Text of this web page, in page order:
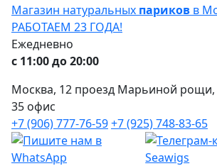
Магазин натуральных париков в
РАБОТАЕМ 23 ГОДА!
Ежедневно
с 11:00 до 20:00
Москва, 12 проезд Марьиной рощи,
35 офис
+7 (906) 777-76-59+7 (925) 748-83-65